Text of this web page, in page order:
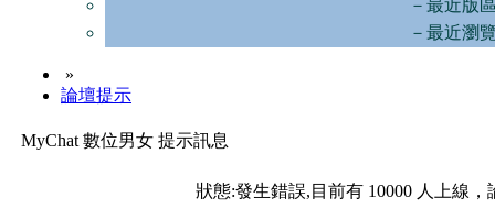
－最近版
－最近瀏
»
論壇提示
MyChat 數位男女 提示訊息
狀態:發生錯誤,目前有 10000 人上線